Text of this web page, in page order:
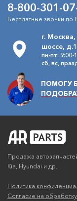
8-800-301-
Бесплатные звонки по
г.
шоссе,
пн-пт: 9:00-
сб, вс,
ПОМОГУ
Продажа
Kia, Hyundai и др.
Политика
Согласие на